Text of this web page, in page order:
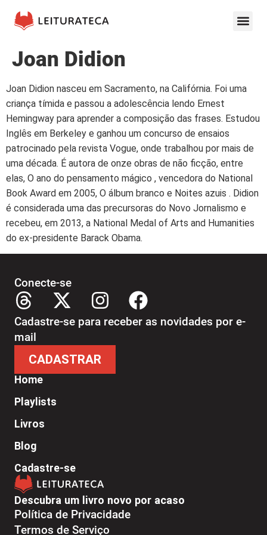
Joan Didion
Joan Didion nasceu em Sacramento, na Califórnia. Foi uma
criança tímida e passou a adolescência lendo Ernest
Hemingway para aprender a composição das frases. Estudou
Inglês em Berkeley e ganhou um concurso de ensaios
patrocinado pela revista Vogue, onde trabalhou por mais de
uma década. É autora de onze obras de não ficção, entre
elas, O ano do pensamento mágico , vencedora do National
Book Award em 2005, O álbum branco e Noites azuis . Didion
é considerada uma das precursoras do Novo Jornalismo e
recebeu, em 2013, a National Medal of Arts and Humanities
do ex-presidente Barack Obama.
Descubra um livro novo por acaso
Política de Privacidade
Termos de Serviço
Home
Playlists
Livros
Blog
Cadastre-se
Conecte-se
Cadastre-se para receber as novidades por e-
mail
CADASTRAR